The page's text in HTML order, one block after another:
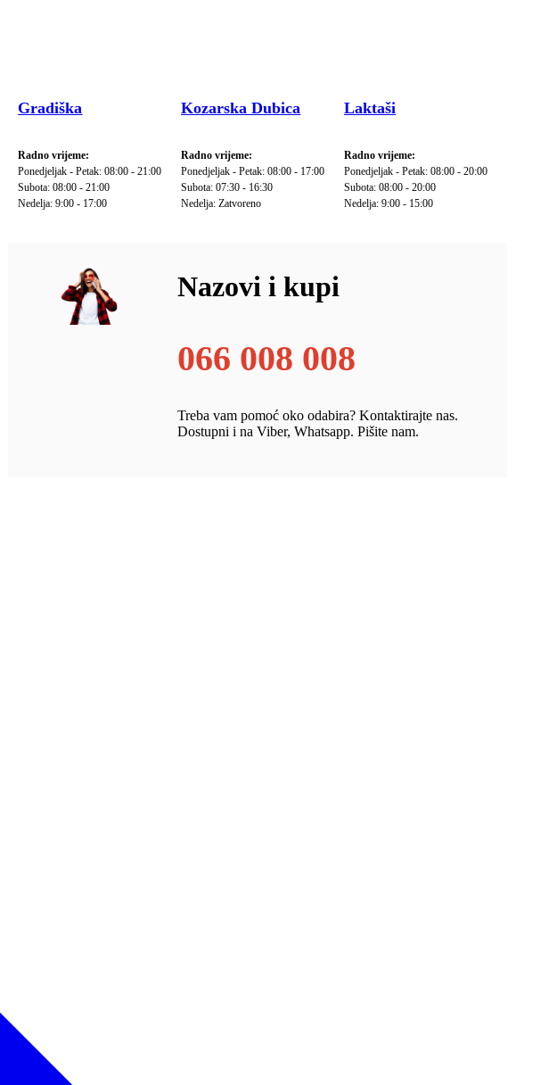
Gradiška
Radno vrijeme:
Ponedjeljak - Petak: 08:00 - 21:00
Subota: 08:00 - 21:00
Nedelja: 9:00 - 17:00
Kozarska Dubica
Radno vrijeme:
Ponedjeljak - Petak: 08:00 - 17:00
Subota: 07:30 - 16:30
Nedelja: Zatvoreno
Laktaši
Radno vrijeme:
Ponedjeljak - Petak: 08:00 - 20:00
Subota: 08:00 - 20:00
Nedelja: 9:00 - 15:00
Nazovi i kupi
066 008 008
Treba vam pomoć oko odabira? Kontaktirajte nas.
Dostupni i na Viber, Whatsapp. Pišite nam.